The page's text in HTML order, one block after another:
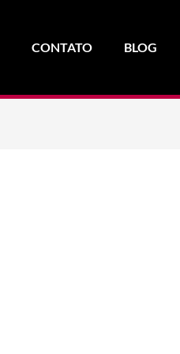
CONTATO BLOG